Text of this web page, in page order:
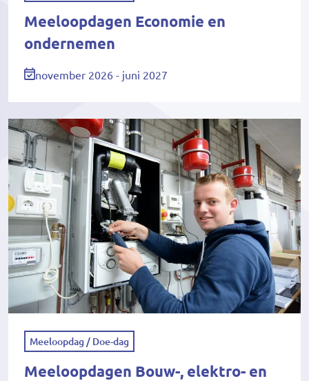
Meeloopdagen Economie en
ondernemen
november 2026 - juni 2027
Meeloopdag / Doe-dag
Meeloopdagen Bouw-, elektro- en